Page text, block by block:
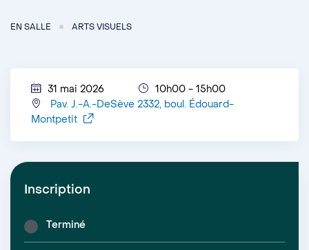
EN SALLE ARTS VISUELS
31 mai 2026
10h00 - 15h00
Pav. J.-A.-DeSève 2332, boul. Édouard-
Montpetit
Inscription
Terminé